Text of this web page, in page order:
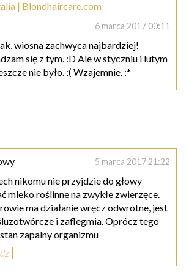
| Blondhaircare.com
6 marca 2017 00:11
wiosna zachwyca najbardziej!
się z tym. :D Ale w styczniu i lutym
nie było. :( Wzajemnie. :*
5 marca 2017 21:22
nikomu nie przyjdzie do głowy
mleko roślinne na zwykłe zwierzęce.
ma działanie wręcz odwrotne, jest
i zaflegmia. Oprócz tego
zapalny organizmu